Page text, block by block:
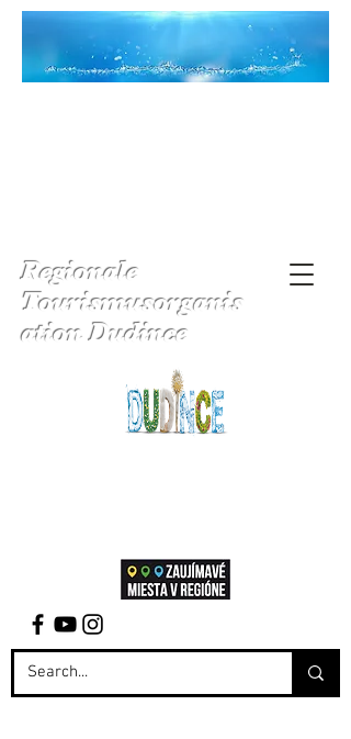
Regionale
Tourismusorganis
ation Dudince